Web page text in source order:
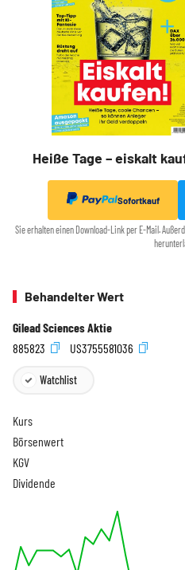
Heiße Tage – eiskalt
Sofortkauf
Sie erhalten einen Download-Link per E-Mail.
Behandelter Wert
Gilead Sciences Aktie
885823
US3755581036
Watchlist
Kurs
Börsenwert
KGV
Dividende